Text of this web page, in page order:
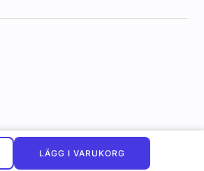
LÄGG I VARUKORG